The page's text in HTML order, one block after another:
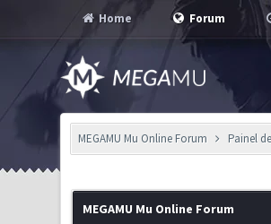
Home Forum
MEGAMU Mu Online Forum Painel
MEGAMU Mu Online Forum